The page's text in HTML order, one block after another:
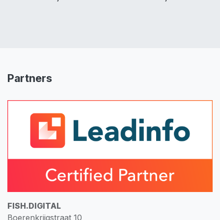
Partners
FISH.DIGITAL
Boerenkrijgstraat 10